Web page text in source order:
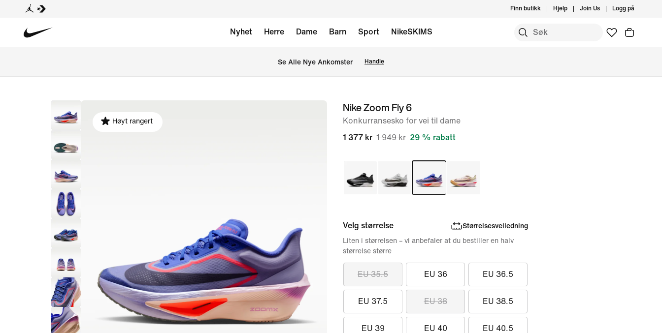
Finn butikk Hjelp Join Us Logg på
Nyhet Herre Dame Barn Sport NikeSKIMS
Se Alle Nye Ankomster Handle
bilde
Høyt rangert
Nike Zoom Fly 6
Konkurransesko for vei til dame
1 377 kr 1 949 kr 29 % rabatt
Velg størrelse Størrelsesveiledning
EU 35.5 EU 36 EU 36.5
EU 37.5 EU 38 EU 38.5
EU 39 EU 40 EU 40.5
Liten i størrelsen – vi anbefaler at du bestiller en halv
størrelse større